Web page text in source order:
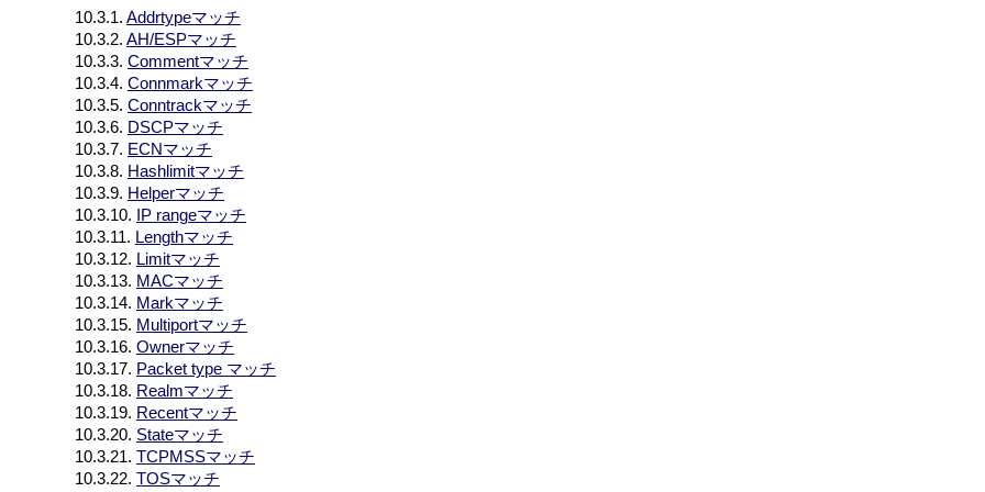
10.3.1. Addrtypeマッチ
10.3.2. AH/ESPマッチ
10.3.3. Commentマッチ
10.3.4. Connmarkマッチ
10.3.5. Conntrackマッチ
10.3.6. DSCPマッチ
10.3.7. ECNマッチ
10.3.8. Hashlimitマッチ
10.3.9. Helperマッチ
10.3.10.
IP rangeマッチ
10.3.11. Lengthマッチ
10.3.12. Limitマッチ
10.3.13. MACマッチ
10.3.14. Markマッチ
10.3.15. Multiportマッチ
10.3.16. Ownerマッチ
10.3.17. Packet type マッチ
10.3.18. Realmマッチ
10.3.19. Recentマッチ
10.3.20. Stateマッチ
10.3.21. TCPMSSマッチ
10.3.22. TOSマッチ